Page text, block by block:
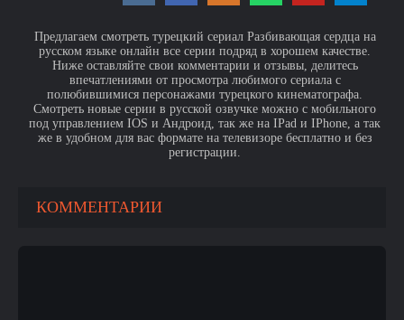
Предлагаем смотреть турецкий сериал Разбивающая сердца на
русском языке онлайн все серии подряд в хорошем качестве.
Ниже оставляйте свои комментарии и отзывы, делитесь
впечатлениями от просмотра любимого сериала с
полюбившимися персонажами турецкого кинематографа.
Смотреть новые серии в русской озвучке можно с мобильного
под управлением IOS и Андроид, так же на IPad и IPhone, а так
же в удобном для вас формате на телевизоре бесплатно и без
регистрации.
КОММЕНТАРИИ